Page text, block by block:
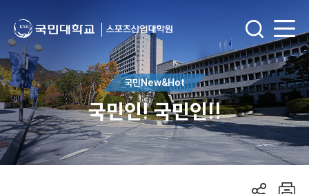
국민New&Hot
국민인! 국민인!!